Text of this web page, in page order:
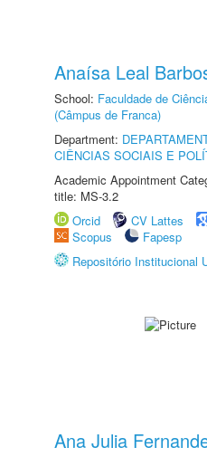
Anaísa Leal
School: Faculdade de
(Câmpus de Franca)
Department:
CIÊNCIAS SOCIAIS E
Academic Appointment
title: MS-3.2
Orcid
CV Lattes
Scopus
Fapesp
Repositório Institucional
Ana Julia